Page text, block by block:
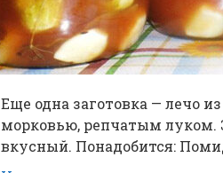
Еще одна заготовка — лечо
морковью, репчатым луком.
вкусный. Понадобится: